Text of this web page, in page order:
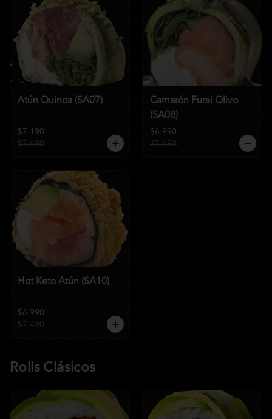
Atún Quinoa (SA07)
$7.190
$7.690
Camarón Furai Olivo
(SA08)
$6.990
$7.690
Hot Keto Atún (SA10)
$6.990
$7.490
Rolls Clásicos